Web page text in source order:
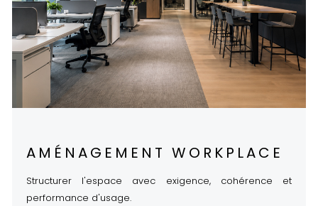
AMÉNAGEMENT WORKPLACE
Structurer l'espace avec exigence, cohérence et
performance d'usage.